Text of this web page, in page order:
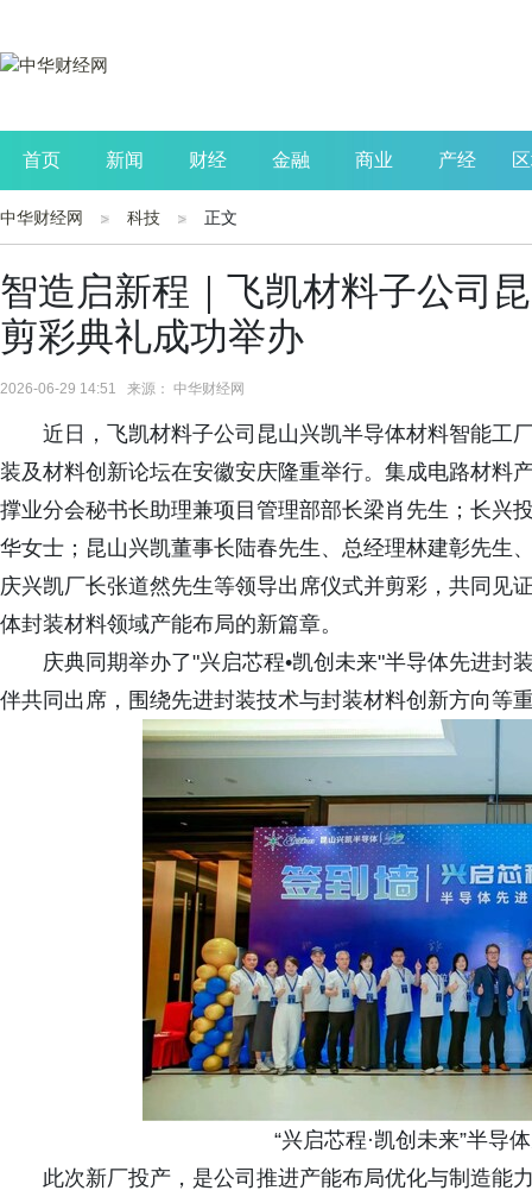
首页 新闻 财经 金融 商业 产经
公司 生活 读书
中华财经网 科技 正文
智造启新程｜飞凯材料子公司
剪彩典礼成功举办
2026-06-29 14:51 来源： 中华财经网
近日，飞凯材料子公司昆山兴凯半导体材料智能工厂
装及材料创新论坛在安徽安庆隆重举行。集成电路材料
撑业分会秘书长助理兼项目管理部部长梁肖先生；长兴
华女士；昆山兴凯董事长陆春先生、总经理林建彰先生
庆兴凯厂长张道然先生等领导出席仪式并剪彩，共同见
体封装材料领域产能布局的新篇章。
庆典同期举办了"兴启芯程•凯创未来"半导体先进封
伴共同出席，围绕先进封装技术与封装材料创新方向等
“兴启芯程·凯创未来”半导
此次新厂投产，是公司推进产能布局优化与制造能